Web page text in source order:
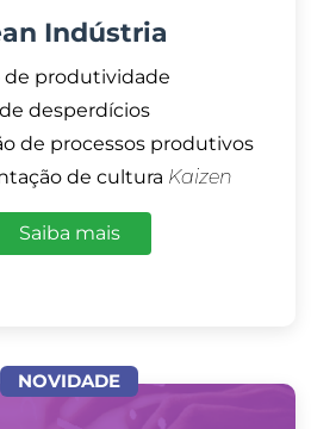
Indústria
produtividade
desperdícios
de processos produtivos
de cultura Kaizen
Saiba mais
NOVIDADE